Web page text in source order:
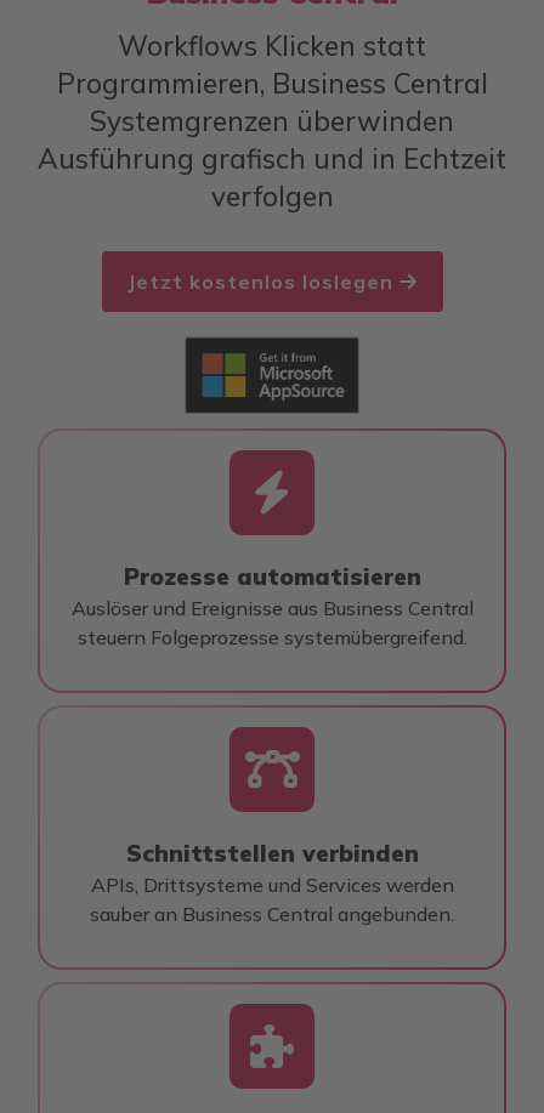
Workflows Klicken statt
Programmieren, Business Central
Systemgrenzen überwinden
Ausführung grafisch und in Echtzeit
verfolgen
Jetzt kostenlos loslegen
fas
bolt
Prozesse automatisieren
Auslöser und Ereignisse aus Business Central
steuern Folgeprozesse systemübergreifend.
fas
fa-
bezier-
Schnittstellen verbinden
APIs, Drittsysteme und Services werden
sauber an Business Central angebunden.
fas
fa-
puzzle-